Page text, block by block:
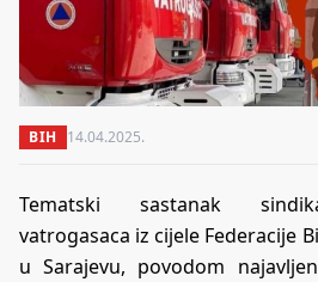
BIH 14.04.2025.
Tematski sastanak
vatrogasaca iz cijele Federacije
u Sarajevu, povodom